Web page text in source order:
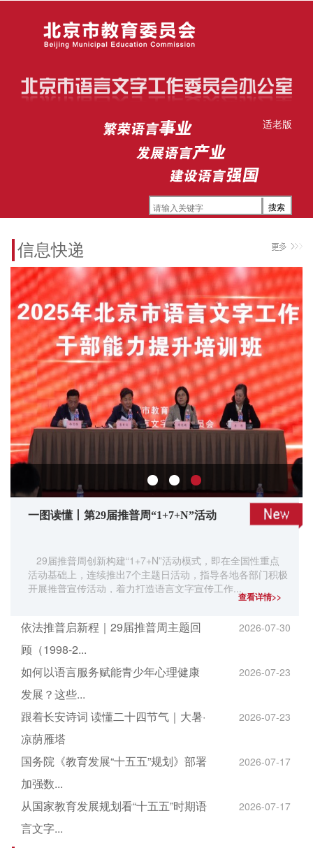
适老版
信息快递
一图读懂丨第29届推普周“1+7+N”活动
29届推普周创新构建“1+7+N”活动模式，即在全国性重点
活动基础上，连续推出7个主题日活动，指导各地各部门积极
开展推普宣传活动，着力打造语言文字宣传工作...
查看详情>>
依法推普启新程｜29届推普周主题回
顾（1998-2...
2026-07-30
如何以语言服务赋能青少年心理健康
发展？这些...
2026-07-23
跟着长安诗词 读懂二十四节气｜大暑·
凉荫雁塔
2026-07-23
国务院《教育发展“十五五”规划》部署
加强数...
2026-07-17
从国家教育发展规划看“十五五”时期语
言文字...
2026-07-17